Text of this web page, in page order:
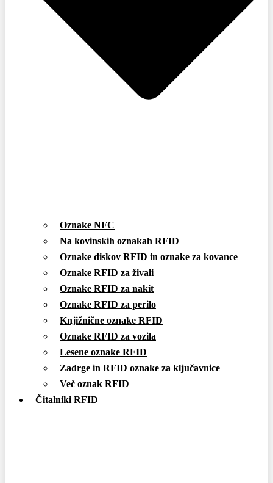
Oznake NFC
Na kovinskih oznakah RFID
Oznake diskov RFID in oznake za kovance
Oznake RFID za živali
Oznake RFID za nakit
Oznake RFID za perilo
Knjižnične oznake RFID
Oznake RFID za vozila
Lesene oznake RFID
Zadrge in RFID oznake za ključavnice
Več oznak RFID
Čitalniki RFID